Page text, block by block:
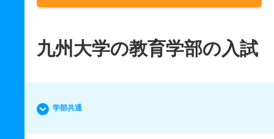
九州大学の教育学部の入試
学部共通